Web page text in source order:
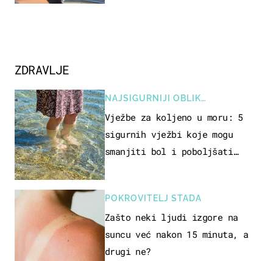
ZDRAVLJE
NAJSIGURNIJI OBLIK
REKREACIJE
Vježbe za koljeno u moru: 5
sigurnih vježbi koje mogu
smanjiti bol i poboljšati
POKROVITELJ STADA
Zašto neki ljudi izgore na
suncu već nakon 15 minuta, a
drugi ne?